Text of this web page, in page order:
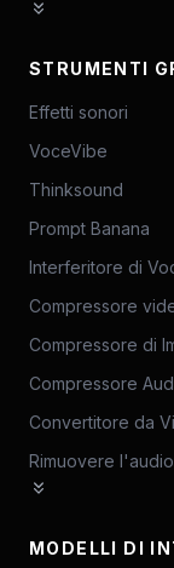
STRUMENTI
Effetti sonori
VoceVibe
Thinksound
Prompt Banana
Interferitore di
Compressore
Compressore di
Compressore
Convertitore da
Rimuovere
MODELLI DI